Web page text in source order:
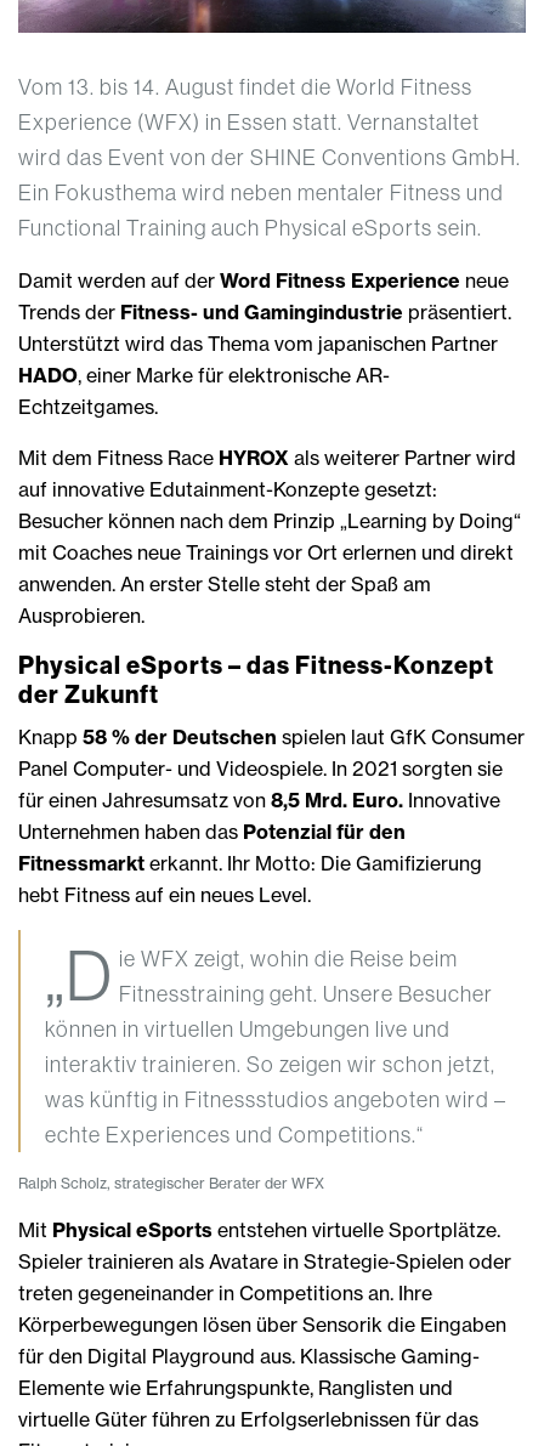
Vom 13. bis 14. August findet die World Fitness
Experience (WFX) in Essen statt. Vernanstaltet
wird das Event von der SHINE Conventions GmbH.
Ein Fokusthema wird neben mentaler Fitness und
Functional Training auch Physical eSports sein.
Damit werden auf der Word Fitness Experience neue
Trends der Fitness- und Gamingindustrie präsentiert.
Unterstützt wird das Thema vom japanischen Partner
HADO, einer Marke für elektronische AR-
Echtzeitgames.
Mit dem Fitness Race HYROX als weiterer Partner wird
auf innovative Edutainment-Konzepte gesetzt:
Besucher können nach dem Prinzip „Learning by Doing“
mit Coaches neue Trainings vor Ort erlernen und direkt
anwenden. An erster Stelle steht der Spaß am
Ausprobieren.
Physical eSports – das Fitness-Konzept
der Zukunft
Knapp 58 % der Deutschen spielen laut GfK Consumer
Panel Computer- und Videospiele. In 2021 sorgten sie
für einen Jahresumsatz von 8,5 Mrd. Euro. Innovative
Unternehmen haben das Potenzial für den
Fitnessmarkt erkannt. Ihr Motto: Die Gamifizierung
hebt Fitness auf ein neues Level.
„D ie WFX zeigt, wohin die Reise beim
Fitnesstraining geht. Unsere Besucher
können in virtuellen Umgebungen live und
interaktiv trainieren. So zeigen wir schon jetzt,
was künftig in Fitnessstudios angeboten wird –
echte Experiences und Competitions.“
Ralph Scholz, strategischer Berater der WFX
Mit Physical eSports entstehen virtuelle Sportplätze.
Spieler trainieren als Avatare in Strategie-Spielen oder
treten gegeneinander in Competitions an. Ihre
Körperbewegungen lösen über Sensorik die Eingaben
für den Digital Playground aus. Klassische Gaming-
Elemente wie Erfahrungspunkte, Ranglisten und
virtuelle Güter führen zu Erfolgserlebnissen für das